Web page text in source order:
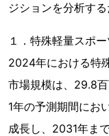
ジションを分析す
１．特殊軽量スポ
2024年における特
市場規模は、29.8
1年の予測期間にお
成長し、2031年ま